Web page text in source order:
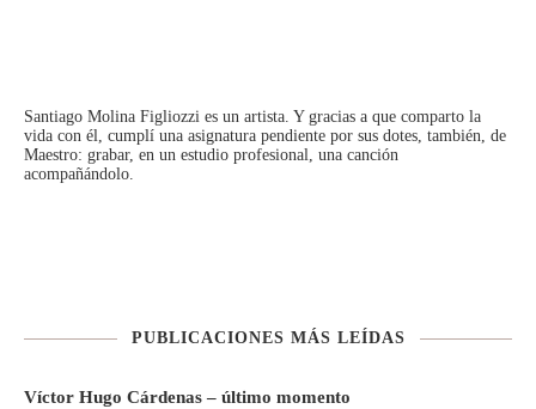
Santiago Molina Figliozzi es un artista. Y gracias a que comparto la
vida con él, cumplí una asignatura pendiente por sus dotes, también, de
Maestro: grabar, en un estudio profesional, una canción
acompañándolo.
PUBLICACIONES MÁS LEÍDAS
Víctor Hugo Cárdenas – último momento